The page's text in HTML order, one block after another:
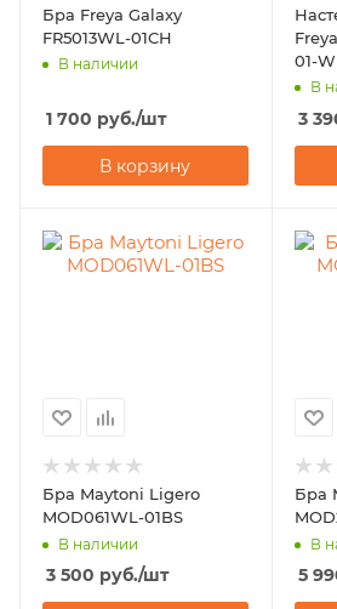
Бра Freya Galaxy
FR5013WL-01CH
В наличии
1 700 руб./шт
В корзину
01-W
В
3
Бра Maytoni Ligero
MOD061WL-01BS
В наличии
3 500 руб./шт
Бра
В
5